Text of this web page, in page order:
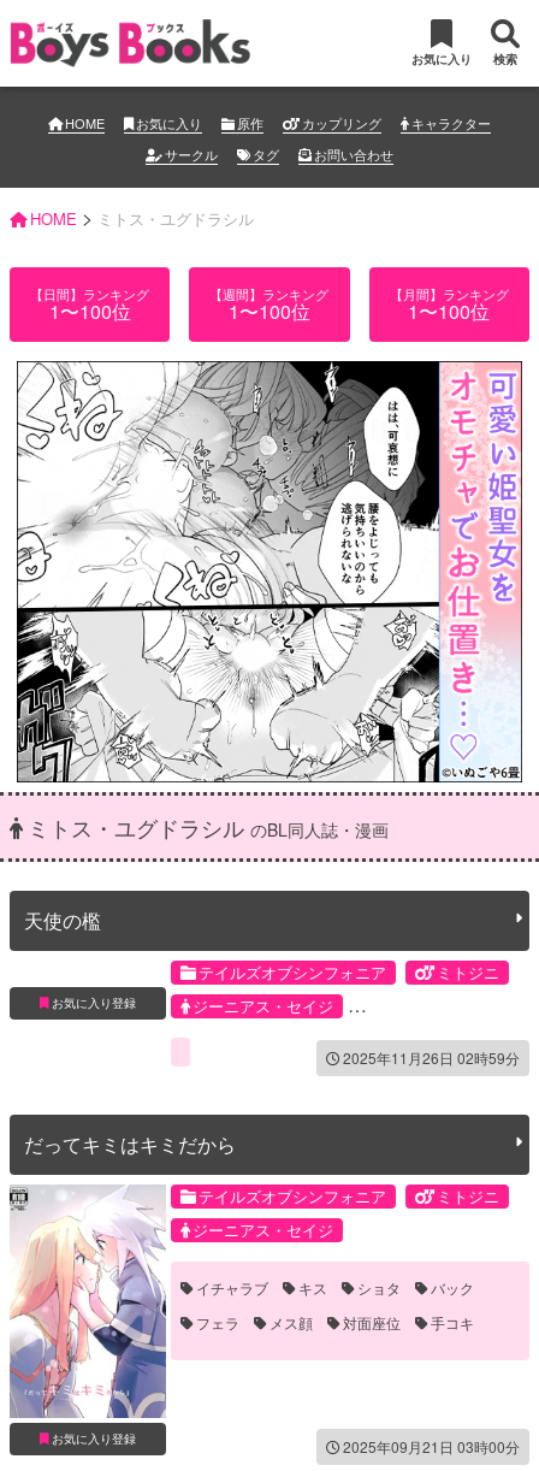
お気に入り 検索
HOME お気に入り 原作 カップリング
キャラクター
サークル
タグ お問い合わせ
HOME > ミトス・ユグドラシル
【日間】ランキング
1〜100位
【週間】ランキング
1〜100位
【月間】ランキング
1〜100位
ミトス・ユグドラシル のBL同人誌・漫画
天使の檻
お気に入り登録
テイルズオブシンフォニア
ミトジニ
ジーニアス・セイジ
ミトス・ユグドラシル
2025年11月26日 02時59分
だってキミはキミだから
お気に入り登録
テイルズオブシンフォニア
ミトジニ
ジーニアス・セイジ
ミトス・ユグドラシル
イチャラブ キス ショタ
バック
フェラ
メス顔 対面座位
手コキ
手マン
2025年09月21日 03時00分